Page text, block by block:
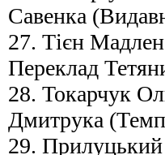
Савенка
27. Тієн
Переклад
28. Токарчук
Дмитрука
29. Прилуцький